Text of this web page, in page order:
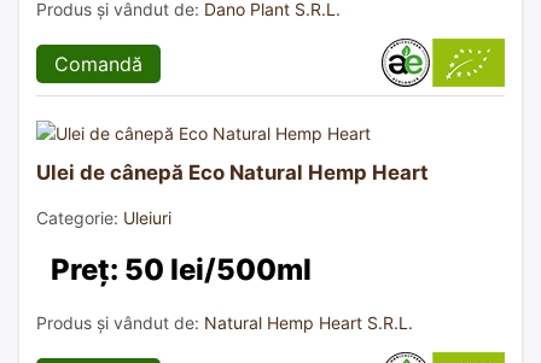
Produs și vândut de: Dano Plant S.R.L.
Comandă
Ulei de cânepă Eco Natural Hemp Heart
Categorie: Uleiuri
Preț: 50 lei/500ml
Produs și vândut de: Natural Hemp Heart S.R.L.